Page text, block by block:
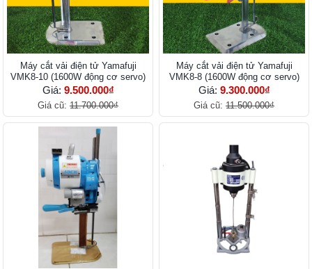
Máy cắt vải điện tử Yamafuji
VMK8-10 (1600W động cơ servo)
Giá: 9.500.000₫
Giá cũ: 11.700.000₫
Máy cắt vải điện tử Yamafuji
VMK8-8 (1600W động cơ servo)
Giá: 9.300.000₫
Giá cũ: 11.500.000₫